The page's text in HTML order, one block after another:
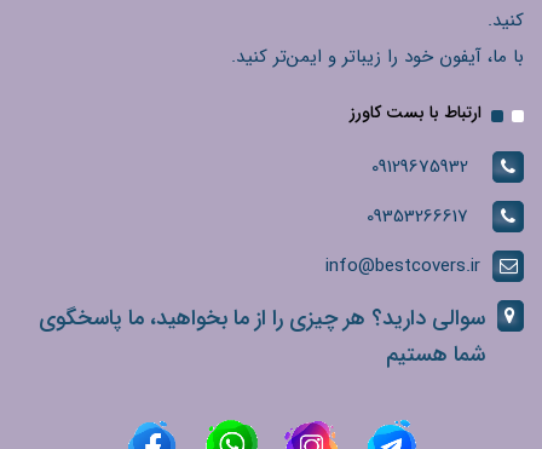
کنید.
با ما، آیفون خود را زیباتر و ایمن‌تر کنید.
ارتباط با بست کاورز
09129675932
09353266617
info@bestcovers.ir
سوالی دارید؟ هر چیزی را از ما بخواهید، ما پاسخگوی
شما هستیم